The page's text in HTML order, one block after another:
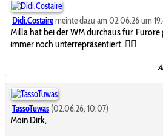
Didi.Costairemeinte dazu am 02.06.26 um
Milla hat bei der WM durchaus für
immer noch unterrepräsentiert. 🤷‍♂️
TassoTuwas (02.06.26, 10:07)
Moin Dirk,